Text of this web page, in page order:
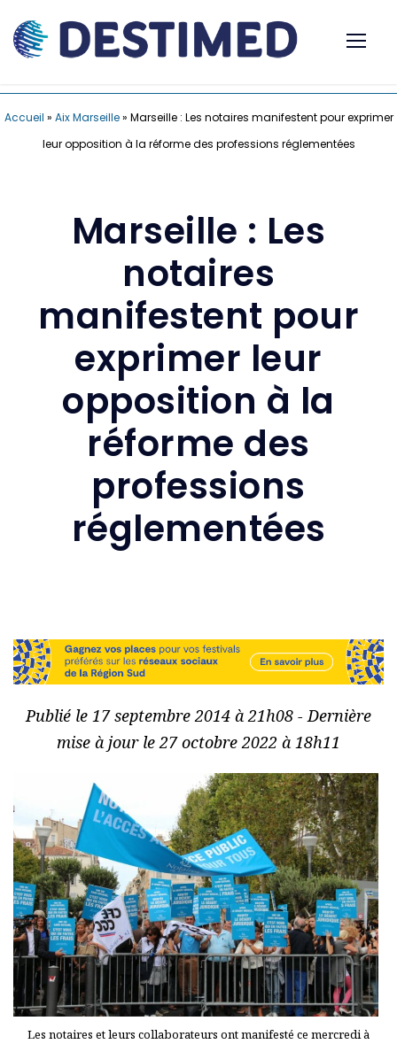
Accueil » Aix Marseille» Marseille : Les notaires manifestent pour exprimer
leur opposition à la réforme des professions réglementées
Marseille : Les
notaires
manifestent pour
exprimer leur
opposition à la
réforme des
professions
réglementées
Publié le 17 septembre 2014 à 21h08 - Dernière
mise à jour le 27 octobre 2022 à 18h11
Les notaires et leurs collaborateurs ont manifesté ce mercredi à